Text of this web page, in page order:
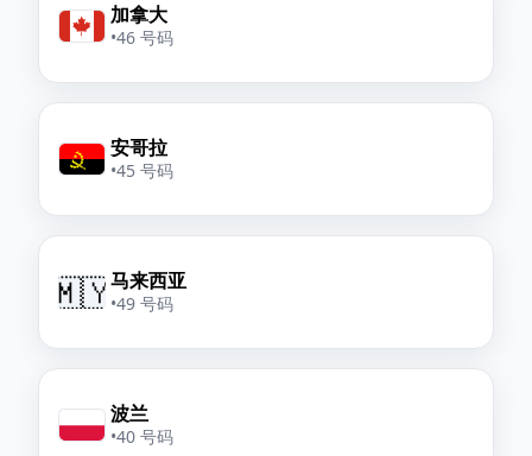
加拿大
•46 号码
安哥拉
•45 号码
🇲🇾马来西亚
•49 号码
波兰
•40 号码